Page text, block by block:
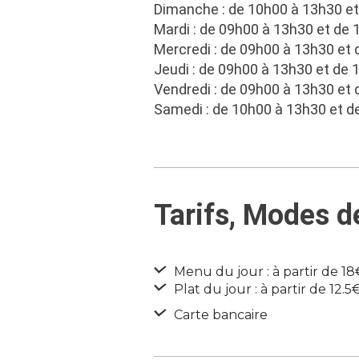
Dimanche : de 10h00 à 13h30
Mardi : de 09h00 à 13h30 et de
Mercredi : de 09h00 à 13h30 et
Jeudi : de 09h00 à 13h30 et de
Vendredi : de 09h00 à 13h30 et
Samedi : de 10h00 à 13h30 et
Tarifs, Modes
Menu du jour : à partir de
Plat du jour : à partir de
Carte bancaire